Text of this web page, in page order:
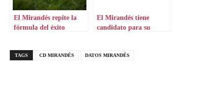
El Mirandés repite la
fórmula del éxito
El Mirandés tiene
candidato para su
TAGS CD MIRANDÉS DATOS MIRANDÉS